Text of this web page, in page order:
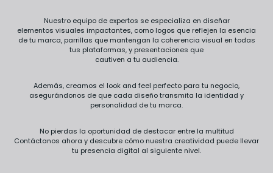
Nuestro equipo de expertos se especializa en diseñar
elementos visuales impactantes, como logos que reflejen la esencia
de tu marca, parrillas que mantengan la coherencia visual en todas
tus plataformas, y presentaciones que
cautiven a tu audiencia.
Además, creamos el look and feel perfecto para tu negocio,
asegurándonos de que cada diseño transmita la identidad y
personalidad de tu marca.
No pierdas la oportunidad de destacar entre la multitud
Contáctanos ahora y descubre cómo nuestra creatividad puede llevar
tu presencia digital al siguiente nivel.